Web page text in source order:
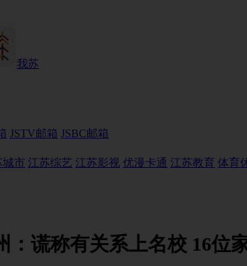
我苏
JSTV邮箱 JSBC邮箱
城市 江苏综艺 江苏影视 优漫卡通 江苏教育 体育
：谎称有关系上名校 16位